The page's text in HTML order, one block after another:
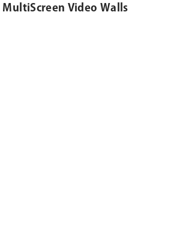
Video Walls